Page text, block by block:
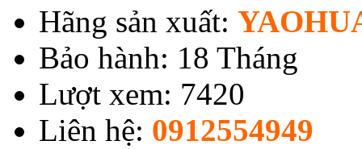
Hãng sản xuất:
Bảo hành: 18 Tháng
Lượt xem: 7420
Liên hệ: 0912554949